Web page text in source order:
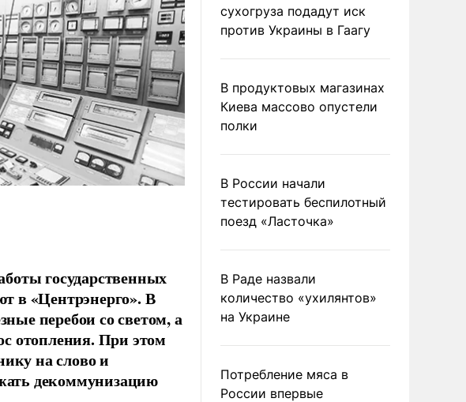
государственных
в «Центрэнерго». В
перебои со светом, а
отопления. При этом
на слово и
декоммунизацию
сухогруза подадут иск
против Украины в Гаагу
В продуктовых магазинах
Киева массово опустели
полки
В России начали
тестировать беспилотный
поезд «Ласточка»
В Раде назвали
количество «ухилянтов»
на Украине
Потребление мяса в
России впервые